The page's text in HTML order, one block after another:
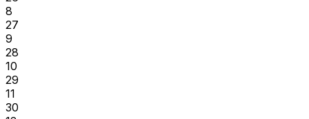
8
27
9
28
10
29
11
30